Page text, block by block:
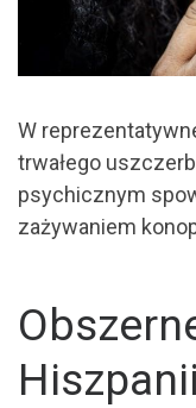
W
trwałego
psychicznym
zażywaniem
Hiszpanii